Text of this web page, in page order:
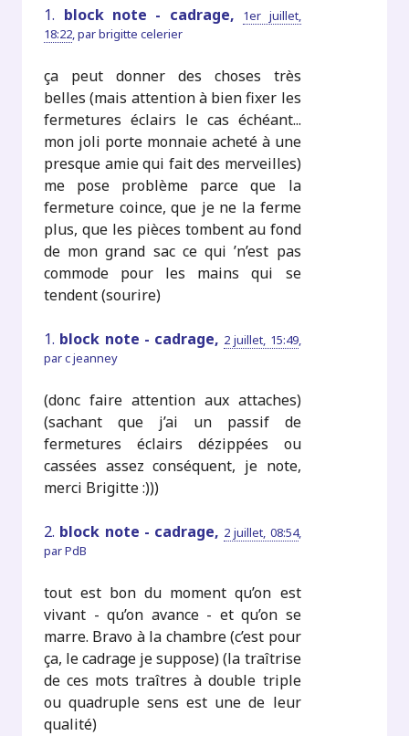
1. block note - cadrage,
1er juillet,
18:22,parbrigitte celerier
ça peut donner des choses très
belles (mais attention à bien fixer les
fermetures éclairs le cas échéant...
mon joli porte monnaie acheté à une
presque amie qui fait des merveilles)
me pose problème parce que la
fermeture coince, que je ne la ferme
plus, que les pièces tombent au fond
de mon grand sac ce qui ’n’est pas
commode pour les mains qui se
tendent (sourire)
1. block note - cadrage, 2 juillet, 15:49,
parc jeanney
(donc faire attention aux attaches)
(sachant que j’ai un passif de
fermetures éclairs dézippées ou
cassées assez conséquent, je note,
merci Brigitte :)))
2. block note - cadrage, 2 juillet, 08:54,
parPdB
tout est bon du moment qu’on est
vivant - qu’on avance - et qu’on se
marre. Bravo à la chambre (c’est pour
ça, le cadrage je suppose) (la traîtrise
de ces mots traîtres à double triple
ou quadruple sens est une de leur
qualité)